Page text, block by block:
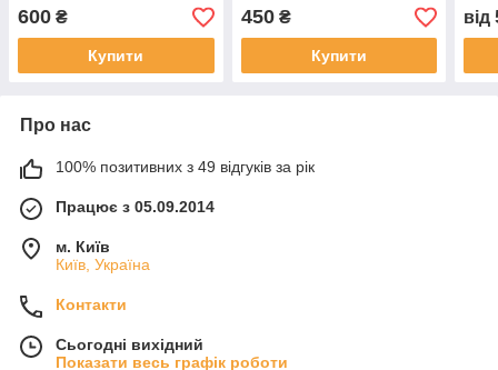
600 ₴
Купити
450₴
Купити
від
Про нас
100% позитивних з 49 відгуків за рік
Працює з 05.09.2014
м. Київ
Київ, Україна
Контакти
Сьогодні вихідний
Показати весь графік роботи